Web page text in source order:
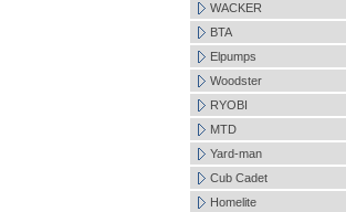
WACKER
BTA
Elpumps
Woodster
RYOBI
MTD
Yard-man
Cub Cadet
Homelite